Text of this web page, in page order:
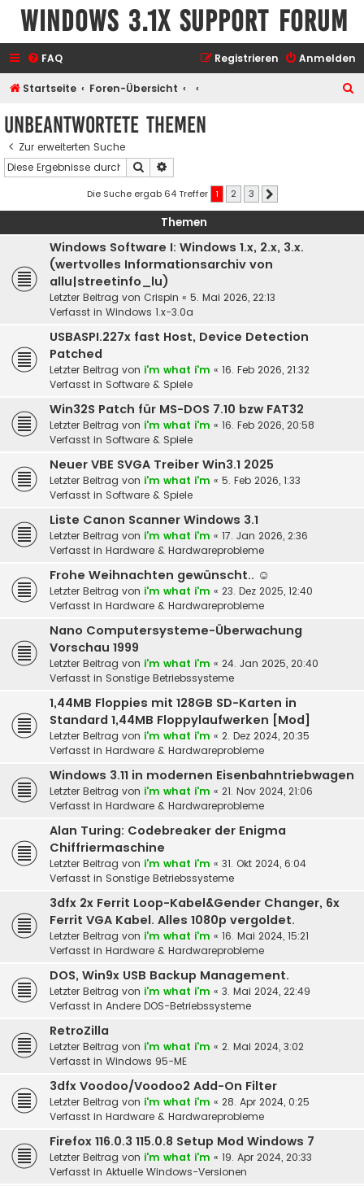
Windows 3.1x Support Forum
FAQ Anmelden
Registrieren
Startseite Foren-Übersicht
Unbeantwortete Themen
Zur erweiterten Suche
Suche
Die Suche ergab 64 Treffer 1 2 3
Themen
Windows Software I: Windows 1.x, 2.x, 3.x.
(wertvolles Informationsarchiv von
allu|streetinfo_lu)
Letzter Beitrag von Crispin « 5. Mai 2026, 22:13
Verfasst in Windows 1.x-3.0a
USBASPI.227x fast Host, Device Detection
Patched
Letzter Beitrag von i'm what i'm « 16. Feb 2026, 21:32
Verfasst in Software & Spiele
Win32S Patch für MS-DOS 7.10 bzw FAT32
Letzter Beitrag von i'm what i'm « 16. Feb 2026, 20:58
Verfasst in Software & Spiele
Neuer VBE SVGA Treiber Win3.1 2025
Letzter Beitrag von i'm what i'm « 5. Feb 2026, 1:33
Verfasst in Software & Spiele
Liste Canon Scanner Windows 3.1
Letzter Beitrag von i'm what i'm « 17. Jan 2026, 2:36
Verfasst in Hardware & Hardwareprobleme
Frohe Weihnachten gewünscht.. ☺️
Letzter Beitrag von i'm what i'm « 23. Dez 2025, 12:40
Verfasst in Hardware & Hardwareprobleme
Nano Computersysteme-Überwachung
Vorschau 1999
Letzter Beitrag von i'm what i'm « 24. Jan 2025, 20:40
Verfasst in Sonstige Betriebssysteme
1,44MB Floppies mit 128GB SD-Karten in
Standard 1,44MB Floppylaufwerken [Mod]
Letzter Beitrag von i'm what i'm « 2. Dez 2024, 20:35
Verfasst in Hardware & Hardwareprobleme
Windows 3.11 in modernen Eisenbahntriebwagen
Letzter Beitrag von i'm what i'm « 21. Nov 2024, 21:06
Verfasst in Hardware & Hardwareprobleme
Alan Turing: Codebreaker der Enigma
Chiffriermaschine
Letzter Beitrag von i'm what i'm « 31. Okt 2024, 6:04
Verfasst in Sonstige Betriebssysteme
3dfx 2x Ferrit Loop-Kabel&Gender Changer, 6x
Ferrit VGA Kabel. Alles 1080p vergoldet.
Letzter Beitrag von i'm what i'm « 16. Mai 2024, 15:21
Verfasst in Hardware & Hardwareprobleme
DOS, Win9x USB Backup Management.
Letzter Beitrag von i'm what i'm « 3. Mai 2024, 22:49
Verfasst in Andere DOS-Betriebssysteme
RetroZilla
Letzter Beitrag von i'm what i'm « 2. Mai 2024, 3:02
Verfasst in Windows 95-ME
3dfx Voodoo/Voodoo2 Add-On Filter
Letzter Beitrag von i'm what i'm « 28. Apr 2024, 0:25
Verfasst in Hardware & Hardwareprobleme
Firefox 116.0.3 115.0.8 Setup Mod Windows 7
Letzter Beitrag von i'm what i'm « 19. Apr 2024, 20:33
Verfasst in Aktuelle Windows-Versionen